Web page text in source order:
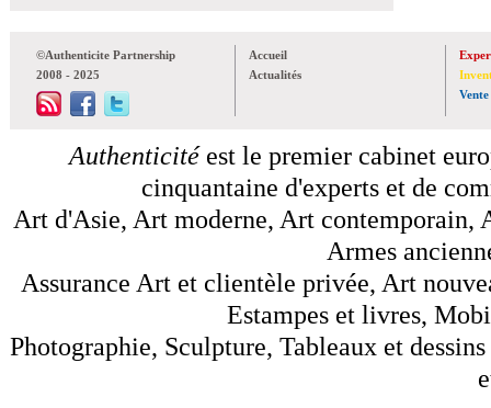
©Authenticite Partnership
2008 - 2025
Accueil
Actualités
Vente
Authenticitéest le premier cabinet
cinquantaine d'experts et de
Art d'Asie, Art moderne, Art contemporain,
Armes
Assurance Art et clientèle privée, Art
Estampes et livres,
Photographie, Sculpture, Tableaux et